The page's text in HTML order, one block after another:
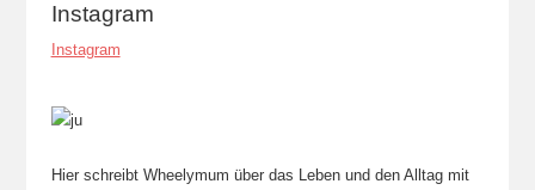
Instagram
Instagram
Hier schreibt Wheelymum über das Leben und den Alltag mit